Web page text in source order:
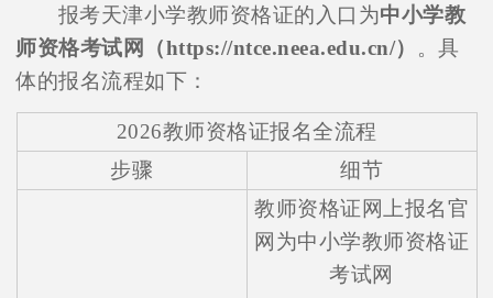
报考天津小学教师资格证的入口为中小学教
师资格考试网（https://ntce.neea.edu.cn/）
。具
体的报名流程如下：
2026教师资格证报名全流程
步骤
细节
教师资格证网上报名官
网为中小学教师资格证
考试网